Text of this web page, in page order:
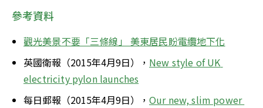
參考資料
觀光美景不要「三條線」 美東居民盼電纜地下化
英國衛報（2015年4月9日）， New style of UK
electricity pylon launches
每日郵報（2015年4月9日）， Our new, slim power